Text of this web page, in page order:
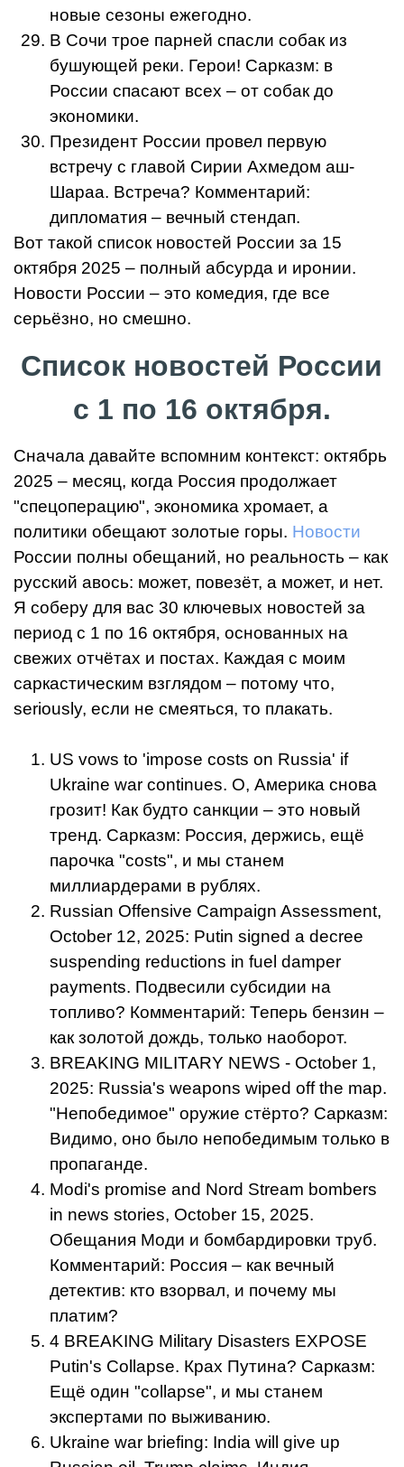
новые сезоны ежегодно.
В Сочи трое парней спасли собак из
бушующей реки. Герои! Сарказм: в
России спасают всех – от собак до
экономики.
Президент России провел первую
встречу с главой Сирии Ахмедом аш-
Шараа. Встреча? Комментарий:
дипломатия – вечный стендап.
Вот такой список новостей России за 15
октября 2025 – полный абсурда и иронии.
Новости России – это комедия, где все
серьёзно, но смешно.
Список новостей России
с 1 по 16 октября.
Сначала давайте вспомним контекст: октябрь
2025 – месяц, когда Россия продолжает
"спецоперацию", экономика хромает, а
политики обещают золотые горы. Новости
России полны обещаний, но реальность – как
русский авось: может, повезёт, а может, и нет.
Я соберу для вас 30 ключевых новостей за
период с 1 по 16 октября, основанных на
свежих отчётах и постах. Каждая с моим
саркастическим взглядом – потому что,
seriously, если не смеяться, то плакать.
US vows to 'impose costs on Russia' if
Ukraine war continues. О, Америка снова
грозит! Как будто санкции – это новый
тренд. Сарказм: Россия, держись, ещё
парочка "costs", и мы станем
миллиардерами в рублях.
Russian Offensive Campaign Assessment,
October 12, 2025: Putin signed a decree
suspending reductions in fuel damper
payments. Подвесили субсидии на
топливо? Комментарий: Теперь бензин –
как золотой дождь, только наоборот.
BREAKING MILITARY NEWS - October 1,
2025: Russia's weapons wiped off the map.
"Непобедимое" оружие стёрто? Сарказм:
Видимо, оно было непобедимым только в
пропаганде.
Modi's promise and Nord Stream bombers
in news stories, October 15, 2025.
Обещания Моди и бомбардировки труб.
Комментарий: Россия – как вечный
детектив: кто взорвал, и почему мы
платим?
4 BREAKING Military Disasters EXPOSE
Putin's Collapse. Крах Путина? Сарказм:
Ещё один "collapse", и мы станем
экспертами по выживанию.
Ukraine war briefing: India will give up